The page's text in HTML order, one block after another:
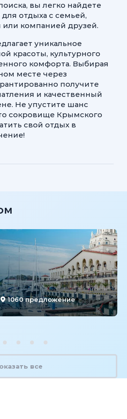
вы легко найдете
отдыха с семьей,
компанией друзей.
уникальное
красоты, культурного
комфорта. Выбирая
месте через
получите
и качественный
Не упустите шанс
сокровище Крымского
свой отдых в
1060 предложение
все